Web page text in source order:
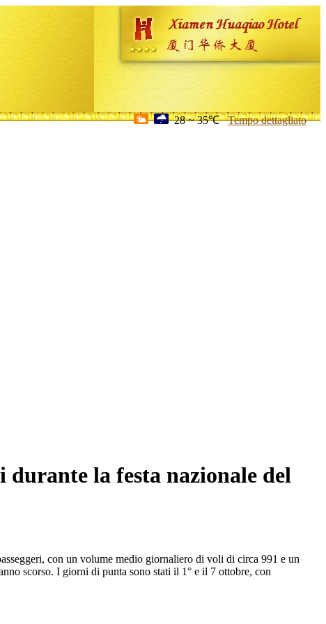
28 ~ 35℃ Tempo dettagliato
la festa nazionale del
con un volume medio giornaliero di voli di circa 991 e un
scorso. I giorni di punta sono stati il 1° e il 7 ottobre, con